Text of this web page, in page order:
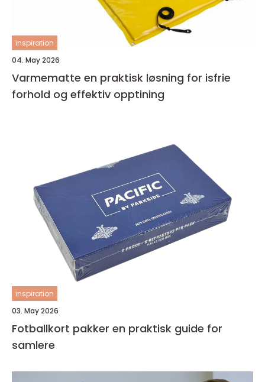
inspiration
04. May 2026
Varmematte en praktisk løsning for isfrie
forhold og effektiv opptining
inspiration
03. May 2026
Fotballkort pakker en praktisk guide for
samlere